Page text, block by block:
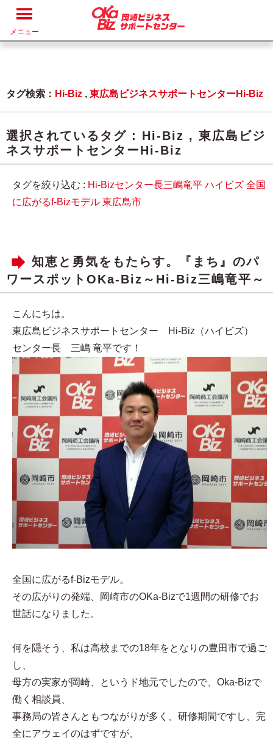
メニュー
タグ検索： Hi-Biz , 東広島ビジネスサポートセンターHi-Biz
選択されているタグ : Hi-Biz , 東広島ビジ
ネスサポートセンターHi-Biz
タグを絞り込む : Hi-Bizセンター長三嶋竜平 ハイビズ 全国
に広がるf-Bizモデル 東広島市
知恵と勇気をもたらす。『まち』のパ
ワースポットOKa-Biz～Hi-Biz三嶋竜平～
こんにちは。
東広島ビジネスサポートセンター Hi-Biz（ハイビズ）
センター長 三嶋 竜平です！
全国に広がるf-Bizモデル。
その広がりの発端、岡崎市のOKa-Bizで1週間の研修でお
世話になりました。
何を隠そう、私は高校までの18年をとなりの豊田市で過ご
し、
母方の実家が岡崎、というド地元でしたので、Oka-Bizで
働く相談員、
事務局の皆さんともつながりが多く、研修期間ですし、完
全にアウェイのはずですが、